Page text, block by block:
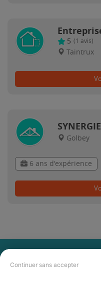
Continuer sans accepter
5 (1 avis)
Taintrux
Golbey
6 ans d'expérience
PAS